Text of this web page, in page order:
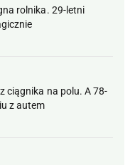
rolnika. 29-letni
ciągnika na polu. A 78-
z autem